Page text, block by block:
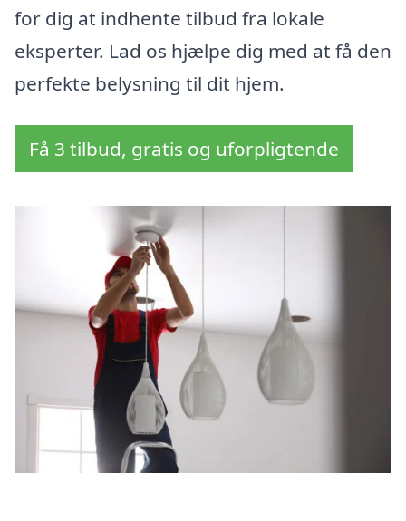
for dig at indhente tilbud fra lokale
eksperter. Lad os hjælpe dig med at få den
perfekte belysning til dit hjem.
Få 3 tilbud, gratis og uforpligtende